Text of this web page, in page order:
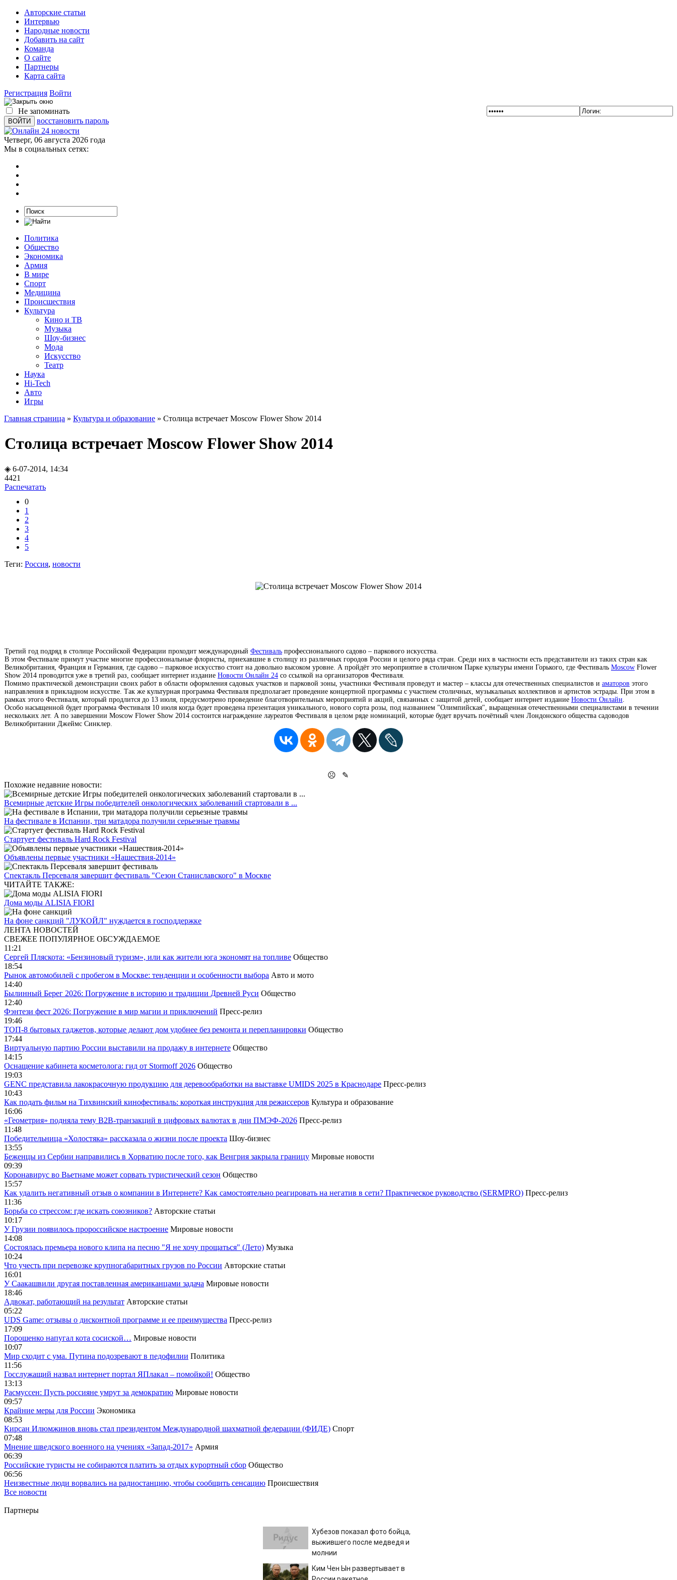
Авторские статьи
Интервью
Народные новости
Добавить на сайт
Команда
О сайте
Партнеры
Карта сайта
Регистрация Войти
Не запоминать
восстановить пароль
Четверг, 06 августа 2026 года
Мы в социальных сетях:
Политика
Общество
Экономика
Армия
В мире
Спорт
Медицина
Происшествия
Культура
Кино и ТВ
Музыка
Шоу-бизнес
Мода
Искусство
Театр
Наука
Hi-Tech
Авто
Игры
Главная страница » Культура и образование » Столица встречает Moscow Flower Show 2014
Столица встречает Moscow Flower Show 2014
◈ 6-07-2014, 14:34
4421
Распечатать
0
1
2
3
4
5
Теги: Россия, новости
Третий год подряд в столице Российской Федерации проходит международный Фестиваль профессионального садово – паркового искусства.
В этом Фестивале примут участие многие профессиональные флористы, приехавшие в столицу из различных городов России и целого ряда стран. Среди них в частности есть представители из таких стран как
Великобритания, Франция и Германия, где садово – парковое искусство стоит на довольно высоком уровне. А пройдёт это мероприятие в столичном Парке культуры имени Горького, где Фестиваль Moscow Flower
Show 2014 проводится уже в третий раз, сообщает интернет издание Новости Онлайн 24 со ссылкой на организаторов Фестиваля.
Помимо практической демонстрации своих работ в области оформления садовых участков и парковой зоны, участники Фестиваля проведут и мастер – классы для отечественных специалистов и аматоров этого
направления в прикладном искусстве. Так же культурная программа Фестиваля предполагает проведение концертной программы с участием столичных, музыкальных коллективов и артистов эстрады. При этом в
рамках этого Фестиваля, который продлится до 13 июля, предусмотрено проведение благотворительных мероприятий и акций, связанных с защитой детей, сообщает интернет издание Новости Онлайн
Особо насыщенной будет программа Фестиваля 10 июля когда будет проведена презентация уникального, нового сорта розы, под названием "Олимпийская", выращенная отечественными специалистами в течении
нескольких лет. А по завершении Moscow Flower Show 2014 состоится награждение лауреатов Фестиваля в целом ряде номинаций, которые будет вручать почётный член Лондонского общества садоводов
Великобритании Джеймс Синклер.
☹
✎
Похожие недавние новости:
Всемирные детские Игры победителей онкологических заболеваний стартовали в ...
На фестивале в Испании, три матадора получили серьезные травмы
Стартует фестиваль Hard Rock Festival
Объявлены первые участники «Нашествия-2014»
Спектакль Персеваля завершит фестиваль "Сезон Станиславского" в Москве
ЧИТАЙТЕ ТАКЖЕ:
Дома моды ALISIA FIORI
На фоне санкций "ЛУКОЙЛ" нуждается в господдержке
ЛЕНТА НОВОСТЕЙ
СВЕЖЕЕ ПОПУЛЯРНОЕ ОБСУЖДАЕМОЕ
11:21
Сергей Пляскота: «Бензиновый туризм», или как жители юга экономят на топливе Общество
18:54
Рынок автомобилей с пробегом в Москве: тенденции и особенности выбора Авто и мото
14:40
Былинный Берег 2026: Погружение в историю и традиции Древней Руси Общество
12:40
Фэнтези фест 2026: Погружение в мир магии и приключений Пресс-релиз
19:46
ТОП-8 бытовых гаджетов, которые делают дом удобнее без ремонта и перепланировки Общество
17:44
Виртуальную партию России выставили на продажу в интернете Общество
14:15
Оснащение кабинета косметолога: гид от Stormoff 2026 Общество
19:03
GENC представила лакокрасочную продукцию для деревообработки на выставке UMIDS 2025 в Краснодаре Пресс-релиз
10:43
Как подать фильм на Тихвинский кинофестиваль: короткая инструкция для режиссеров Культура и образование
16:06
«Геометрия» подняла тему B2B-транзакций в цифровых валютах в дни ПМЭФ-2026 Пресс-релиз
11:48
Победительница «Холостяка» рассказала о жизни после проекта Шоу-бизнес
13:55
Беженцы из Сербии направились в Хорватию после того, как Венгрия закрыла границу Мировые новости
09:39
Коронавирус во Вьетнаме может сорвать туристический сезон Общество
15:57
Как удалить негативный отзыв о компании в Интернете? Как самостоятельно реагировать на негатив в сети? Практическое руководство (SERMPRO) Пресс-релиз
11:36
Борьба со стрессом: где искать союзников? Авторские статьи
10:17
У Грузии появилось пророссийское настроение Мировые новости
14:08
Cостоялась премьера нового клипа на песню "Я не хочу прощаться" (Лето) Музыка
10:24
Что учесть при перевозке крупногабаритных грузов по России Авторские статьи
16:01
У Саакашвили другая поставленная американцами задача Мировые новости
18:46
Адвокат, работающий на результат Авторские статьи
05:22
UDS Game: отзывы о дисконтной программе и ее преимущества Пресс-релиз
17:09
Порошенко напугал кота сосиской… Мировые новости
10:07
Мир сходит с ума. Путина подозревают в педофилии Политика
11:56
Госслужащий назвал интернет портал ЯПлакал – помойкой! Общество
13:13
Расмуссен: Пусть россияне умрут за демократию Мировые новости
09:57
Крайние меры для России Экономика
08:53
Кирсан Илюмжинов вновь стал президентом Международной шахматной федерации (ФИДЕ) Спорт
07:48
Мнение шведского военного на учениях «Запад-2017» Армия
06:39
Российские туристы не собираются платить за отдых курортный сбор Общество
06:56
Неизвестные люди ворвались на радиостанцию, чтобы сообщить сенсацию Происшествия
Все новости
Партнеры
Хубезов показал фото бойца,
выжившего после медведя и
молнии
Ким Чен Ын развертывает в